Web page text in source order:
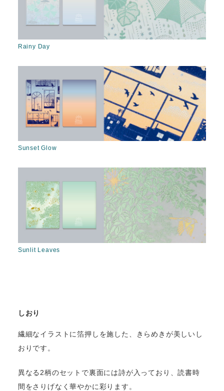
Rainy Day
Sunset Glow
Sunlit Leaves
しおり
繊細なイラストに箔押しを施した、きらめきが美しいし
おりです。
異なる2柄のセットで裏面には詩が入っており、読書時
間をさりげなく華やかに彩ります。